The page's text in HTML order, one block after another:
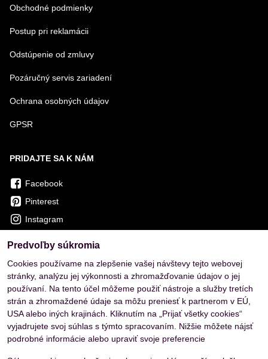
Obchodné podmienky
Postup pri reklamácii
Odstúpenie od zmluvy
Pozáručný servis zariadení
Ochrana osobných údajov
GPSR
PRIDAJTE SA K NÁM
Facebook
Pinterest
Instagram
Predvoľby súkromia
Cookies používame na zlepšenie vašej návštevy tejto webovej
stránky, analýzu jej výkonnosti a zhromažďovanie údajov o jej
používaní. Na tento účel môžeme použiť nástroje a služby tretích
strán a zhromaždené údaje sa môžu preniesť k partnerom v EÚ,
USA alebo iných krajinách. Kliknutím na „Prijať všetky cookies“
vyjadrujete svoj súhlas s týmto spracovaním. Nižšie môžete nájsť
podrobné informácie alebo upraviť svoje preferencie